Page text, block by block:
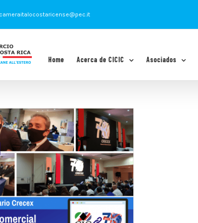
Home Acerca de CICIC Asociados